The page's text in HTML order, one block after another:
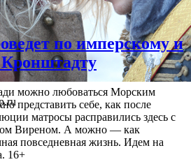
по имперскому и
Кронштадту
можно любоваться Морским
представить себе, как после
матросы расправились здесь с
Виреном. А можно — как
повседневная жизнь. Идем на
16+